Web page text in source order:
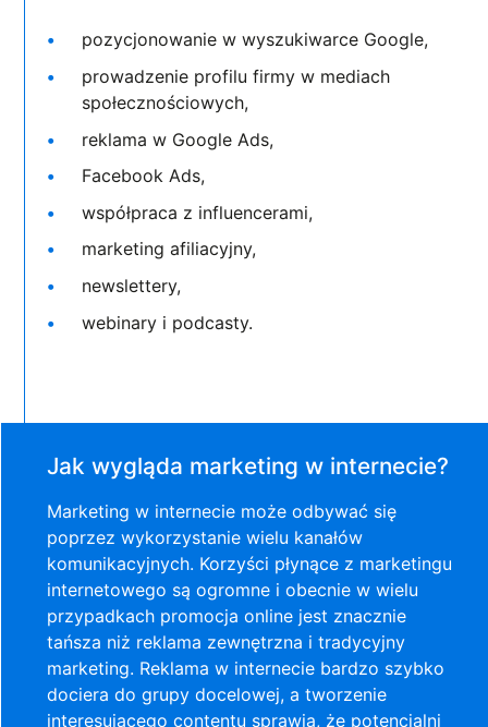
pozycjonowanie w wyszukiwarce Google,
prowadzenie profilu firmy w mediach
społecznościowych,
reklama w Google Ads,
Facebook Ads,
współpraca z influencerami,
marketing afiliacyjny,
newslettery,
webinary i podcasty.
Jak wygląda marketing w internecie?
Marketing w internecie może odbywać się
poprzez wykorzystanie wielu kanałów
komunikacyjnych. Korzyści płynące z marketingu
internetowego są ogromne i obecnie w wielu
przypadkach promocja online jest znacznie
tańsza niż reklama zewnętrzna i tradycyjny
marketing. Reklama w internecie bardzo szybko
dociera do grupy docelowej, a tworzenie
interesującego contentu sprawia, że potencjalni